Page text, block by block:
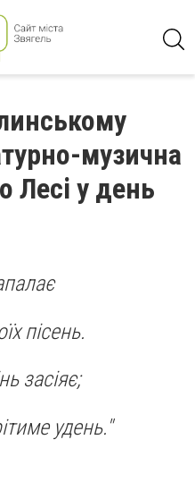
музична
Лесі у день
пісень.
засіяє;
удень."